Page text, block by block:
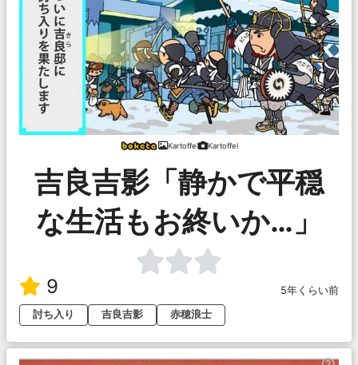
Kartoffel Kartoffel
吉良吉影「静かで平穏
な生活もお終いか…」
9
5年くらい前
討ち入り
吉良吉影 赤穂浪士